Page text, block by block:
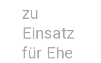
zu
Einsatz
für Ehe